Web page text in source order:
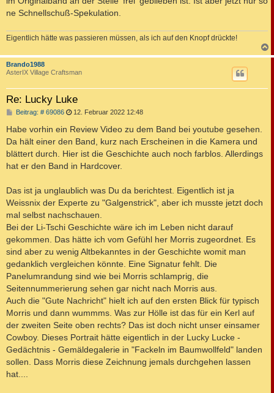
ne Schnellschuß-Spekulation.
Eigentlich hätte was passieren müssen, als ich auf den Knopf drückte!
a
Brando1988
AsterIX Village Craftsman
Re: Lucky Luke
Beitrag: # 69086B
i
r
a
g
12. Februar 2022 12:48
Habe vorhin ein Review Video zu dem Band bei youtube gesehen.
Da hält einer den Band, kurz nach Erscheinen in die Kamera und
blättert durch. Hier ist die Geschichte auch noch farblos. Allerdings
hat er den Band in Hardcover.
Das ist ja unglaublich was Du da berichtest. Eigentlich ist ja
Weissnix der Experte zu "Galgenstrick", aber ich musste jetzt doch
mal selbst nachschauen.
Bei der Li-Tschi Geschichte wäre ich im Leben nicht darauf
gekommen. Das hätte ich vom Gefühl her Morris zugeordnet. Es
sind aber zu wenig Altbekanntes in der Geschichte womit man
gedanklich vergleichen könnte. Eine Signatur fehlt. Die
Panelumrandung sind wie bei Morris schlamprig, die
Seitennummerierung sehen gar nicht nach Morris aus.
Auch die "Gute Nachricht" hielt ich auf den ersten Blick für typisch
Morris und dann wummms. Was zur Hölle ist das für ein Kerl auf
der zweiten Seite oben rechts? Das ist doch nicht unser einsamer
Cowboy. Dieses Portrait hätte eigentlich in der Lucky Lucke -
Gedächtnis - Gemäldegalerie in "Fackeln im Baumwollfeld" landen
sollen. Dass Morris diese Zeichnung jemals durchgehen lassen
hat....